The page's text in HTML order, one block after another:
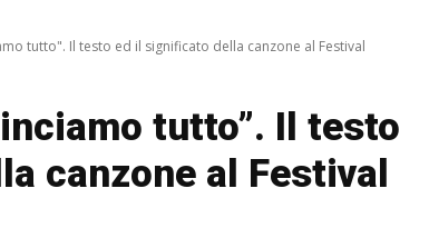
tutto". Il testo ed il significato della canzone al Festival
tutto”. Il testo
canzone al Festival